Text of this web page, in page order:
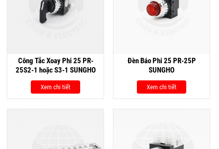
Công Tắc Xoay Phi 25 PR-
25S2-1 hoặc S3-1 SUNGHO
Xem chi tiết
Đèn Báo Phi 25 PR-25P
SUNGHO
Xem chi tiết